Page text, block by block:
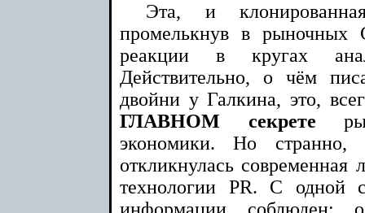
Эта, и
промелькнув в
реакции в кругах
Действительно, о чём
двойни у Галкина, это,
ГЛАВНОМ секрете
экономики. Но
откликнулась современная
технологии PR. С одной